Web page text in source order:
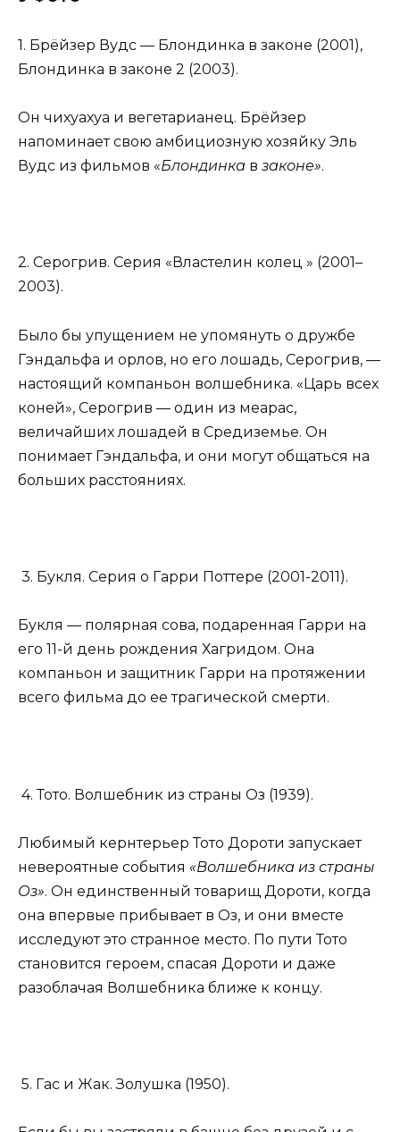
1. Брёйзер Вудс — Блондинка в законе (2001),
Блондинка в законе 2 (2003).
Он чихуахуа и вегетарианец. Брёйзер
напоминает свою амбициозную хозяйку Эль
Вудс из фильмов «Блондинка в законе».
2. Серогрив. Серия «Властелин колец » (2001–
2003).
Было бы упущением не упомянуть о дружбе
Гэндальфа и орлов, но его лошадь, Серогрив, —
настоящий компаньон волшебника. «Царь всех
коней», Серогрив — один из меарас,
величайших лошадей в Средиземье. Он
понимает Гэндальфа, и они могут общаться на
больших расстояниях.
3. Букля. Серия о Гарри Поттере (2001-2011).
Букля — полярная сова, подаренная Гарри на
его 11-й день рождения Хагридом. Она
компаньон и защитник Гарри на протяжении
всего фильма до ее трагической смерти.
4. Тото. Волшебник из страны Оз (1939).
Любимый кернтерьер Тото Дороти запускает
невероятные события «Волшебника из страны
Оз». Он единственный товарищ Дороти, когда
она впервые прибывает в Оз, и они вместе
исследуют это странное место. По пути Тото
становится героем, спасая Дороти и даже
разоблачая Волшебника ближе к концу.
5. Гас и Жак. Золушка (1950).